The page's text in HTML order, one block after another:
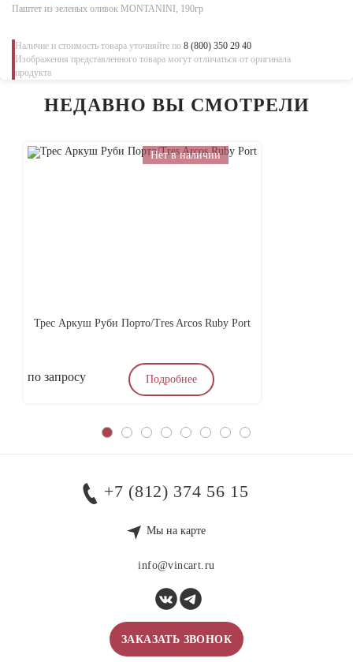
Паштет из зеленых оливок MONTANINI, 190гр
Наличие и стоимость товара уточняйте по 8 (800) 350 29 40
Изображения представленного товара могут отличаться от оригинала
продукта
НЕДАВНО ВЫ СМОТРЕЛИ
Нет в наличии
Трес Аркуш Руби Порто/Tres Arcos Ruby Port
по запросу Подробнее
+7 (812) 374 56 15
Мы на карте
info@vincart.ru
ЗАКАЗАТЬ ЗВОНОК